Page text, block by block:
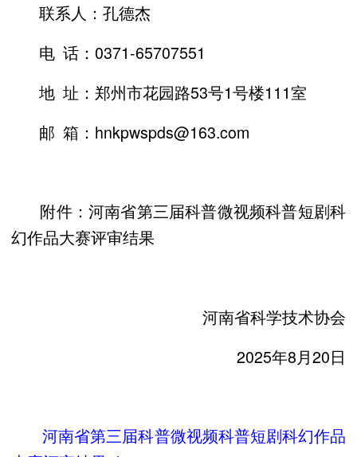
联系人：孔德杰
电 话：0371-65707551
地 址：郑州市花园路53号1号楼111室
邮 箱：hnkpwspds@163.com
附件：河南省第三届科普微视频科普短剧科
幻作品大赛评审结果
河南省科学技术协会
2025年8月20日
河南省第三届科普微视频科普短剧科幻作品